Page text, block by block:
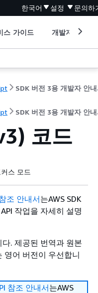
한국어 설정 문의하
스 가이드 개발자 도구
SDK 버전 3용 개발자 안
SDK 버전 3용 개발자 안
코드
커스 모드
조 안내서는AWS SDK
작업을 자세히 설명
. 제공된 번역과 원본
영어 버전이 우선합니
참조 안내서는AWS